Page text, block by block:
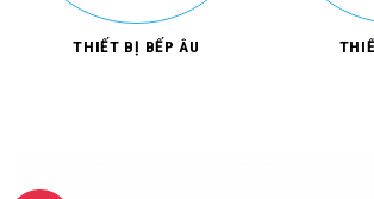
THIẾT BỊ BẾP ÂU